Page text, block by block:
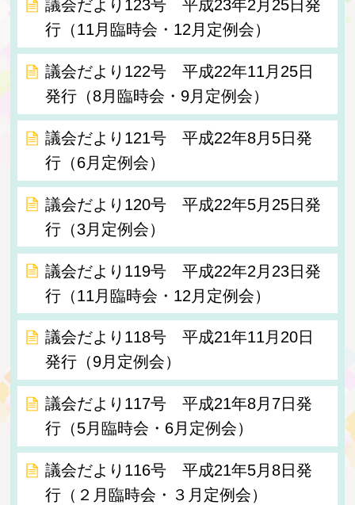
議会だより123号 平成23年2月25日発
行（11月臨時会・12月定例会）
議会だより122号 平成22年11月25日
発行（8月臨時会・9月定例会）
議会だより121号 平成22年8月5日発
行（6月定例会）
議会だより120号 平成22年5月25日発
行（3月定例会）
議会だより119号 平成22年2月23日発
行（11月臨時会・12月定例会）
議会だより118号 平成21年11月20日
発行（9月定例会）
議会だより117号 平成21年8月7日発
行（5月臨時会・6月定例会）
議会だより116号 平成21年5月8日発
行（２月臨時会・３月定例会）